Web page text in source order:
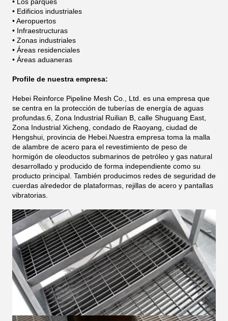
• Los parques
• Edificios industriales
• Aeropuertos
• Infraestructuras
• Zonas industriales
• Áreas residenciales
• Áreas aduaneras
Profile de nuestra empresa:
Hebei Reinforce Pipeline Mesh Co., Ltd. es una empresa que
se centra en la protección de tuberías de energía de aguas
profundas.6, Zona Industrial Ruilian B, calle Shuguang East,
Zona Industrial Xicheng, condado de Raoyang, ciudad de
Hengshui, provincia de Hebei.Nuestra empresa toma la malla
de alambre de acero para el revestimiento de peso de
hormigón de oleoductos submarinos de petróleo y gas natural
desarrollado y producido de forma independiente como su
producto principal. También producimos redes de seguridad de
cuerdas alrededor de plataformas, rejillas de acero y pantallas
vibratorias.